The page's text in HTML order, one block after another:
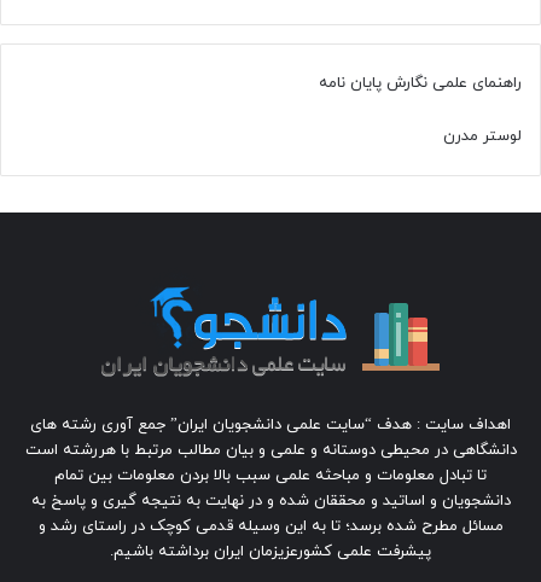
راهنمای علمی نگارش پایان نامه
لوستر مدرن
اهداف سایت : هدف “سایت علمی دانشجویان ایران” جمع آوری رشته های
دانشگاهی در محیطی دوستانه و علمی و بیان مطالب مرتبط با هررشته است
تا تبادل معلومات و مباحثه علمی سبب بالا بردن معلومات بین تمام
دانشجویان و اساتید و محققان شده و در نهایت به نتیجه گیری و پاسخ به
مسائل مطرح شده برسد؛ تا به این وسیله قدمی کوچک در راستای رشد و
پیشرفت علمی کشورعزیزمان ایران برداشته باشیم.